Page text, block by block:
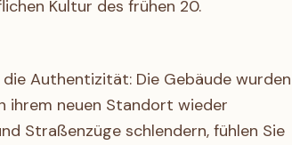
Kultur des frühen 20.
Authentizität: Die Gebäude wurden
neuen Standort wieder
Straßenzüge schlendern, fühlen Sie